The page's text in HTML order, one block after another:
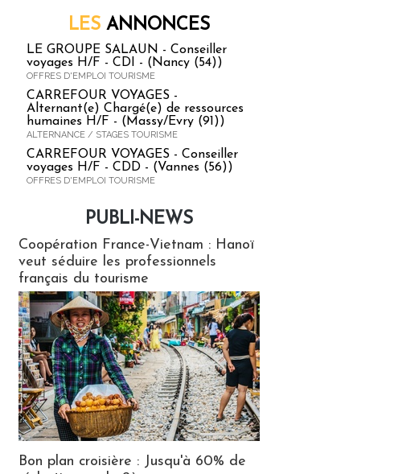
LES ANNONCES
LE GROUPE SALAUN - Conseiller
voyages H/F - CDI - (Nancy (54))
OFFRES D'EMPLOI TOURISME
CARREFOUR VOYAGES -
Alternant(e) Chargé(e) de ressources
humaines H/F - (Massy/Evry (91))
ALTERNANCE / STAGES TOURISME
CARREFOUR VOYAGES - Conseiller
voyages H/F - CDD - (Vannes (56))
OFFRES D'EMPLOI TOURISME
PUBLI-NEWS
Coopération France-Vietnam : Hanoï
veut séduire les professionnels
français du tourisme
Bon plan croisière : Jusqu'à 60% de